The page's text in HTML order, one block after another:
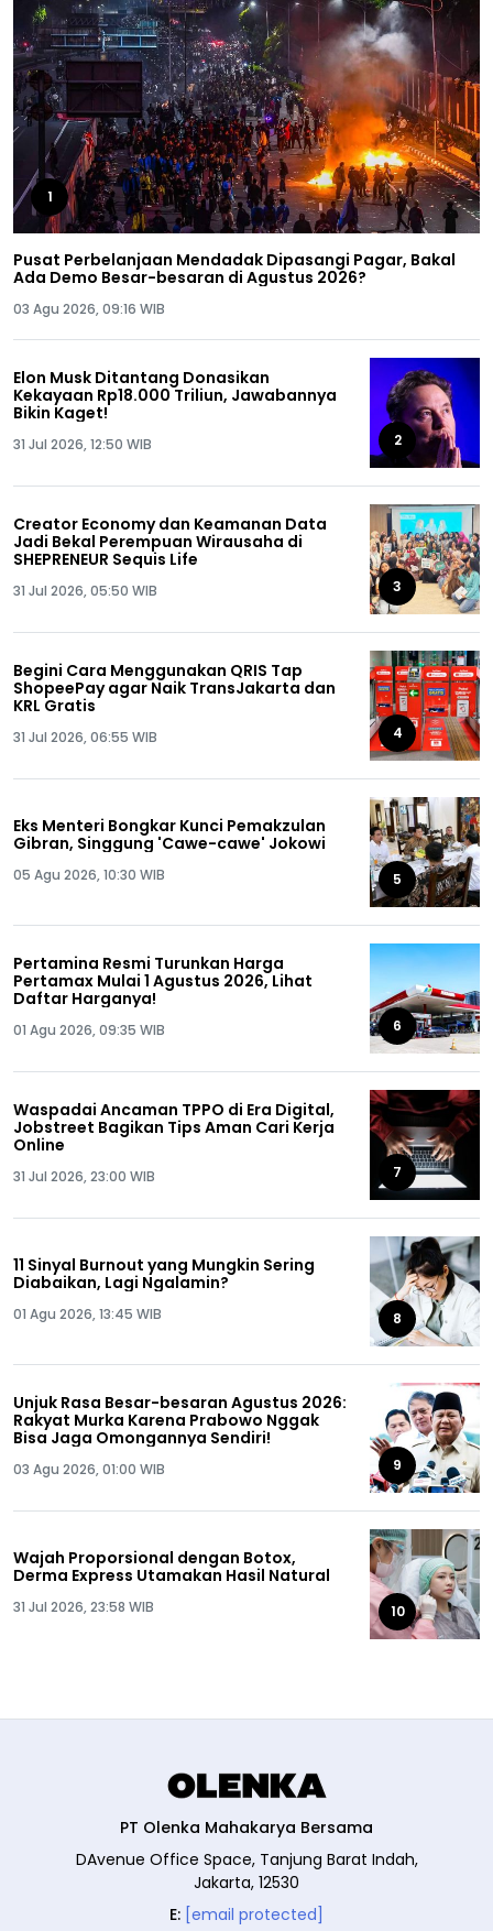
1
Pusat Perbelanjaan Mendadak Dipasangi Pagar, Bakal
Ada Demo Besar-besaran di Agustus 2026?
03 Agu 2026, 09:16 WIB
Elon Musk Ditantang Donasikan
Kekayaan Rp18.000 Triliun, Jawabannya
Bikin Kaget!
31 Jul 2026, 12:50 WIB 2
Creator Economy dan Keamanan Data
Jadi Bekal Perempuan Wirausaha di
SHEPRENEUR Sequis Life
31 Jul 2026, 05:50 WIB 3
Begini Cara Menggunakan QRIS Tap
ShopeePay agar Naik TransJakarta dan
KRL Gratis
31 Jul 2026, 06:55 WIB 4
Eks Menteri Bongkar Kunci Pemakzulan
Gibran, Singgung 'Cawe-cawe' Jokowi
05 Agu 2026, 10:30 WIB 5
Pertamina Resmi Turunkan Harga
Pertamax Mulai 1 Agustus 2026, Lihat
Daftar Harganya!
01 Agu 2026, 09:35 WIB 6
Waspadai Ancaman TPPO di Era Digital,
Jobstreet Bagikan Tips Aman Cari Kerja
Online
31 Jul 2026, 23:00 WIB 7
11 Sinyal Burnout yang Mungkin Sering
Diabaikan, Lagi Ngalamin?
01 Agu 2026, 13:45 WIB 8
Unjuk Rasa Besar-besaran Agustus 2026:
Rakyat Murka Karena Prabowo Nggak
Bisa Jaga Omongannya Sendiri!
03 Agu 2026, 01:00 WIB 9
Wajah Proporsional dengan Botox,
Derma Express Utamakan Hasil Natural
31 Jul 2026, 23:58 WIB 10
PT Olenka Mahakarya Bersama
DAvenue Office Space, Tanjung Barat Indah,
Jakarta, 12530
E: [email protected]